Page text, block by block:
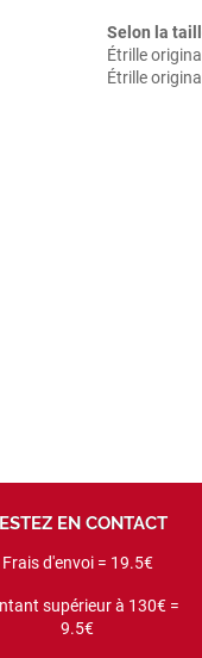
Selon la
Étrille
Étrille
EN CONTACT
Frais d'envoi = 19.5€
supérieur à 130€ =
9.5€